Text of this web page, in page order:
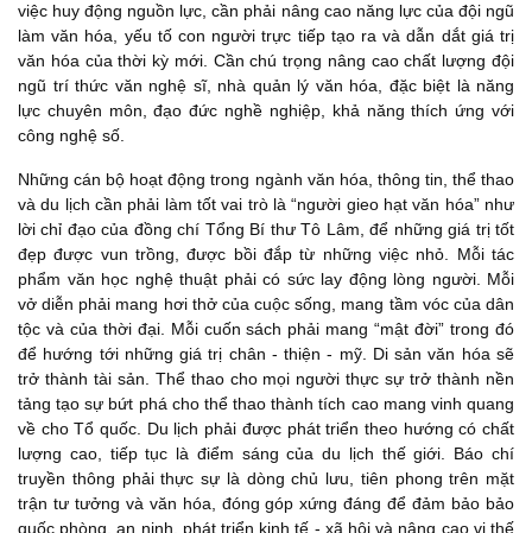
việc huy động nguồn lực, cần phải nâng cao năng lực của đội ngũ
làm văn hóa, yếu tố con người trực tiếp tạo ra và dẫn dắt giá trị
văn hóa của thời kỳ mới. Cần chú trọng nâng cao chất lượng đội
ngũ trí thức văn nghệ sĩ, nhà quản lý văn hóa, đặc biệt là năng
lực chuyên môn, đạo đức nghề nghiệp, khả năng thích ứng với
công nghệ số.
Những cán bộ hoạt động trong ngành văn hóa, thông tin, thể thao
và du lịch cần phải làm tốt vai trò là “người gieo hạt văn hóa” như
lời chỉ đạo của đồng chí Tổng Bí thư Tô Lâm, để những giá trị tốt
đẹp được vun trồng, được bồi đắp từ những việc nhỏ. Mỗi tác
phẩm văn học nghệ thuật phải có sức lay động lòng người. Mỗi
vở diễn phải mang hơi thở của cuộc sống, mang tầm vóc của dân
tộc và của thời đại. Mỗi cuốn sách phải mang “mật đời” trong đó
để hướng tới những giá trị chân - thiện - mỹ. Di sản văn hóa sẽ
trở thành tài sản. Thể thao cho mọi người thực sự trở thành nền
tảng tạo sự bứt phá cho thể thao thành tích cao mang vinh quang
về cho Tổ quốc. Du lịch phải được phát triển theo hướng có chất
lượng cao, tiếp tục là điểm sáng của du lịch thế giới. Báo chí
truyền thông phải thực sự là dòng chủ lưu, tiên phong trên mặt
trận tư tưởng và văn hóa, đóng góp xứng đáng để đảm bảo bảo
quốc phòng, an ninh, phát triển kinh tế - xã hội và nâng cao vị thế